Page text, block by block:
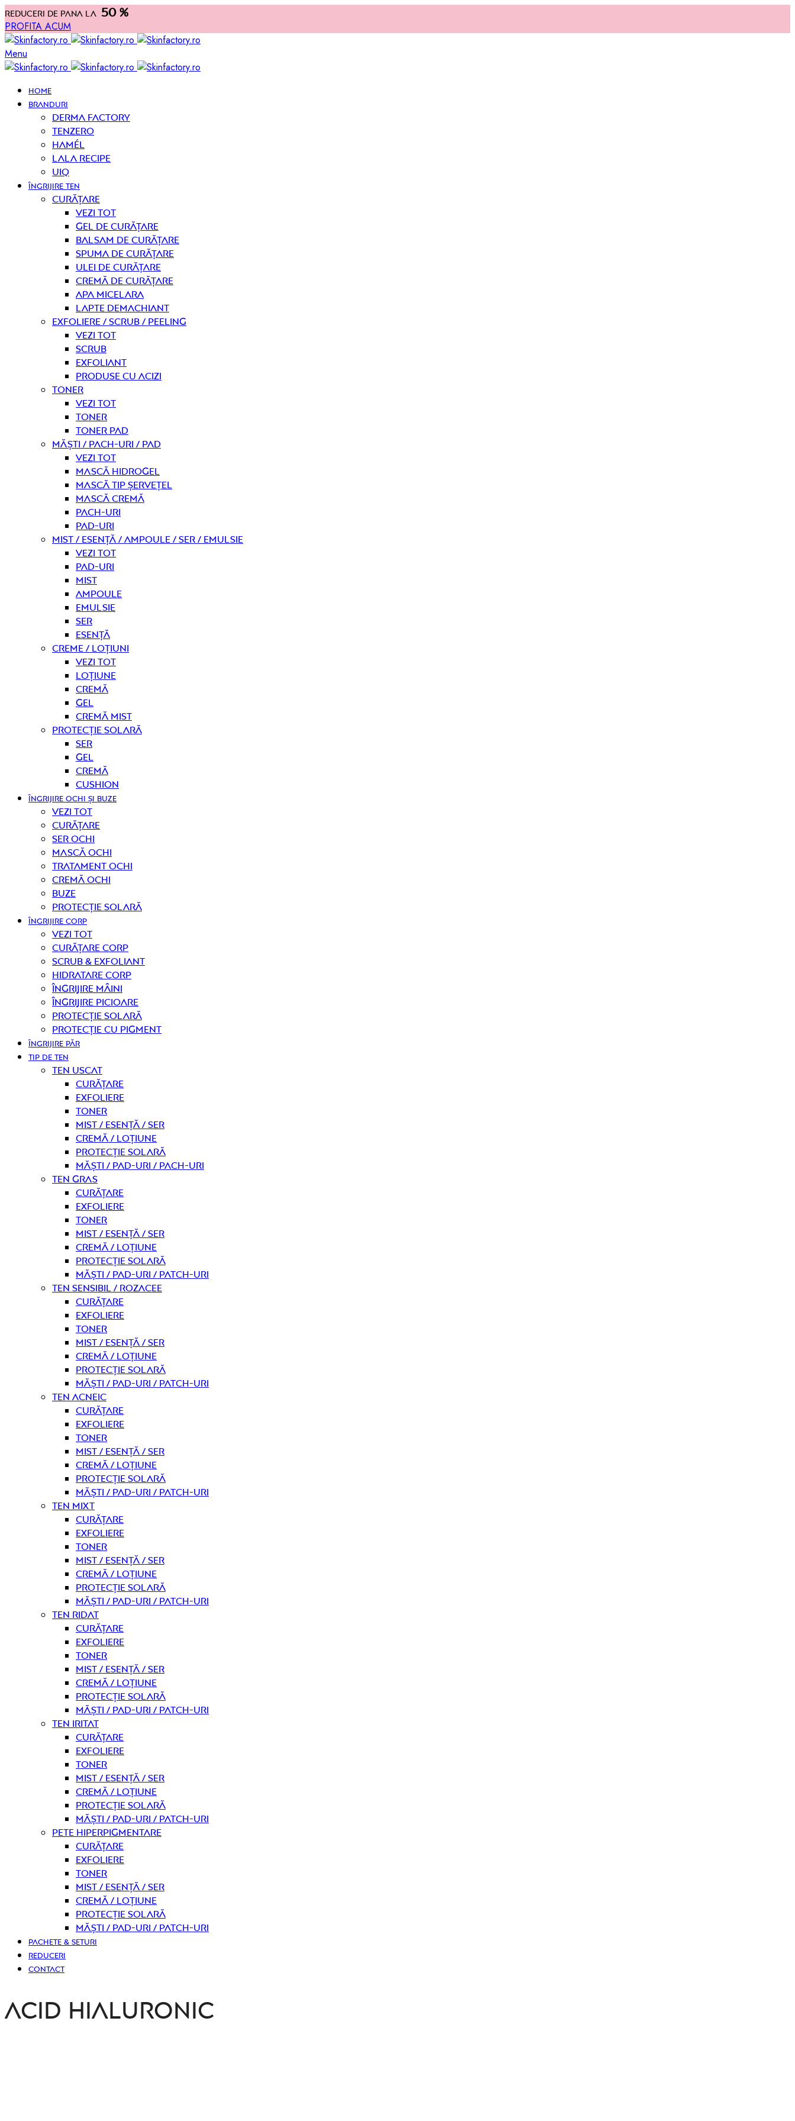
Reduceri de pana la 50 %
PROFITA ACUM
Menu
HOME
BRANDURI
Derma Factory
Tenzero
Hamél
Lala Recipe
UIQ
ÎNGRIJIRE TEN
curățare
Vezi tot
Gel de curățare
Balsam de curățare
Spuma de curățare
Ulei de curățare
Cremă de curățare
Apa micelara
Lapte demachiant
Exfoliere / Scrub / Peeling
Vezi tot
Scrub
Exfoliant
Produse cu acizi
Toner
Vezi tot
Toner
Toner pad
Măști / Pach-uri / Pad
Vezi tot
Mască hidrogel
Mască tip șervețel
Mască Cremă
Pach-uri
Pad-uri
Mist / Esență / Ampoule / Ser / Emulsie
Vezi tot
Pad-uri
Mist
Ampoule
Emulsie
Ser
Esență
Creme / Loțiuni
Vezi tot
Loțiune
Cremă
Gel
Cremă mist
Protecție solară
Ser
Gel
Cremă
Cushion
ÎNGRIJIRE OCHI ȘI BUZE
Vezi tot
curățare
Ser ochi
Mască ochi
Tratament ochi
Cremă ochi
Buze
Protecție solară
ÎNGRIJIRE CORP
Vezi tot
curățare corp
Scrub & exfoliant
Hidratare corp
Îngrijire mâini
Îngrijire picioare
Protecție solară
Protecție cu pigment
ÎNGRIJIRE PĂR
TIP DE TEN
Ten uscat
curățare
Exfoliere
Toner
Mist / Esență / Ser
Cremă / Loțiune
Protecție solară
Măști / Pad-uri / Pach-uri
Ten gras
curățare
Exfoliere
Toner
Mist / Esență / Ser
Cremă / Loțiune
Protecție solară
Măști / Pad-uri / Patch-uri
Ten sensibil / rozacee
curățare
Exfoliere
Toner
Mist / Esență / Ser
Cremă / Loțiune
Protecție solară
Măști / Pad-uri / Patch-uri
Ten acneic
curățare
Exfoliere
Toner
Mist / Esență / Ser
Cremă / Loțiune
Protecție solară
Măști / Pad-uri / Patch-uri
Ten mixt
curățare
Exfoliere
Toner
Mist / Esență / Ser
Cremă / Loțiune
Protecție solară
Măști / Pad-uri / Patch-uri
Ten ridat
curățare
Exfoliere
Toner
Mist / Esență / Ser
Cremă / Loțiune
Protecție solară
Măști / Pad-uri / Patch-uri
Ten iritat
curățare
Exfoliere
Toner
Mist / Esență / Ser
Cremă / Loțiune
Protecție solară
Măști / Pad-uri / Patch-uri
Pete hiperpigmentare
curățare
Exfoliere
Toner
Mist / Esență / Ser
Cremă / Loțiune
Protecție solară
Măști / Pad-uri / Patch-uri
PACHETE & SETURI
REDUCERI
CONTACT
Acid Hialuronic